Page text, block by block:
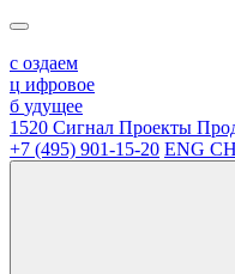
с оздаем
ц ифровое
б удущее
1520 Сигнал Проекты
+7 (495) 901-15-20 ENG CH